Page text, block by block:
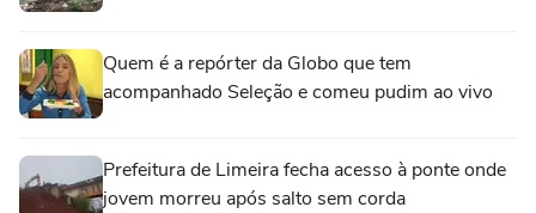
Quem é a repórter da Globo que tem
acompanhado Seleção e comeu pudim ao vivo
Prefeitura de Limeira fecha acesso à ponte onde
jovem morreu após salto sem corda